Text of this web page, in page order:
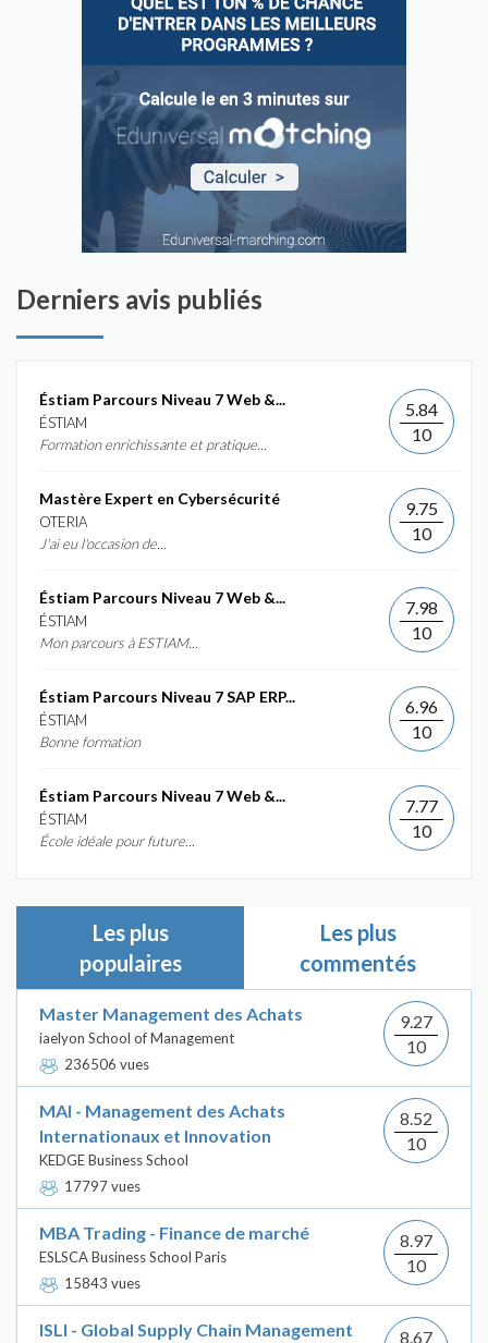
Derniers avis publiés
Éstiam Parcours Niveau 7 Web &...
ÉSTIAM
Formation enrichissante et pratique...
5.84
10
Mastère Expert en Cybersécurité
OTERIA
J'ai eu l'occasion de...
9.75
10
Éstiam Parcours Niveau 7 Web &...
ÉSTIAM
Mon parcours à ESTIAM...
7.98
10
Éstiam Parcours Niveau 7 SAP ERP...
ÉSTIAM
Bonne formation
6.96
10
Éstiam Parcours Niveau 7 Web &...
ÉSTIAM
École idéale pour future...
7.77
10
Les plus
populaires
Les plus
commentés
Master Management des Achats
iaelyon School of Management
236506 vues
9.27
10
MAI - Management des Achats
Internationaux et Innovation
KEDGE Business School
17797 vues
8.52
10
MBA Trading - Finance de marché
ESLSCA Business School Paris
15843 vues
8.97
10
ISLI - Global Supply Chain Management
8.67